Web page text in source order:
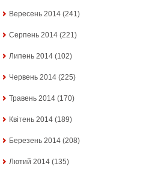
Вересень 2014 (241)
Серпень 2014 (221)
Липень 2014 (102)
Червень 2014 (225)
Травень 2014 (170)
Квітень 2014 (189)
Березень 2014 (208)
Лютий 2014 (135)